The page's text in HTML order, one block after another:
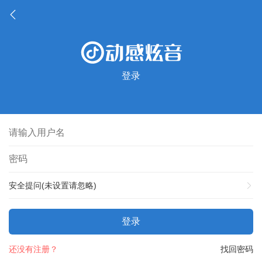
登录
安全提问(未设置请忽略)
登录
找回密码
还没有注册？